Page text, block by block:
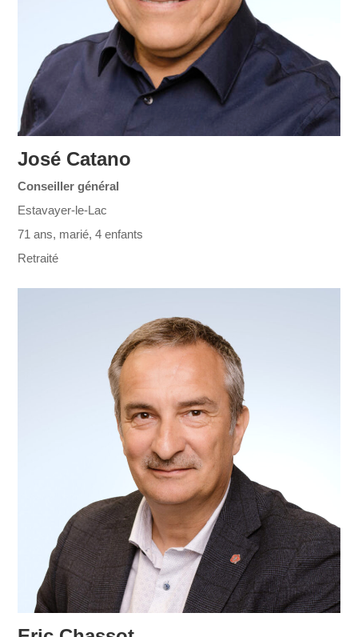
José Catano
Conseiller général
Estavayer-le-Lac
71 ans, marié, 4 enfants
Retraité